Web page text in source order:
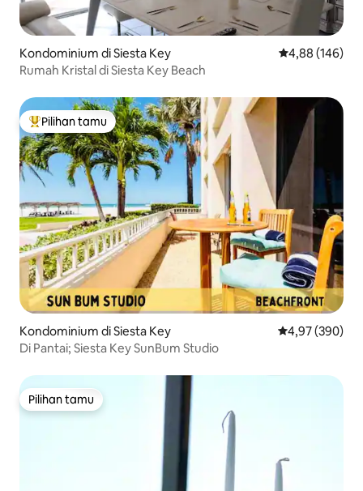
Kondominium di Siesta Key Nilai rata-rata
4,88 (146)
Rumah Kristal di Siesta Key Beach
Pilihan tamu terpopuler
Pilihan tamu
Kondominium di Siesta Key Nilai rata-rata
4,97 (390)
Di Pantai; Siesta Key SunBum Studio
Pilihan tamu
Pilihan tamu